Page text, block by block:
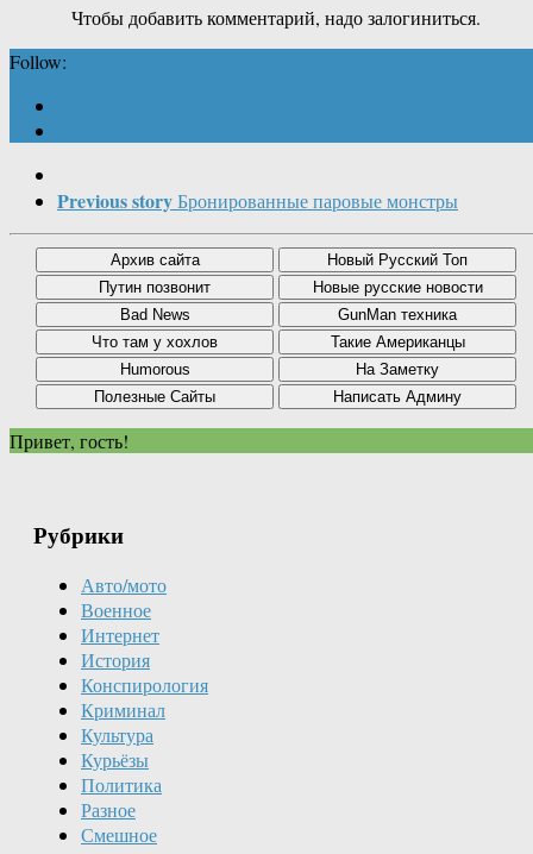
Чтобы добавить комментарий, надо залогиниться.
Follow:
Previous storyБронированные паровые монстры
Привет, гость!
Рубрики
Авто/мото
Военное
Интернет
История
Конспирология
Криминал
Культура
Курьёзы
Политика
Разное
Смешное